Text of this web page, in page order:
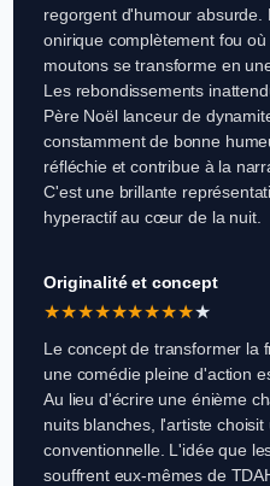
regorgent d'humour absurde.
onirique complètement fou
moutons se transforme en
Les rebondissements
Père Noël lanceur de
constamment de bonne
réfléchie et contribue à la
C'est une brillante
hyperactif au cœur de la nuit.
Originalité et concept
★★★★★★★★★★
Le concept de transformer la
une comédie pleine d'action
Au lieu d'écrire une énième
nuits blanches, l'artiste
conventionnelle. L'idée que
souffrent eux-mêmes de